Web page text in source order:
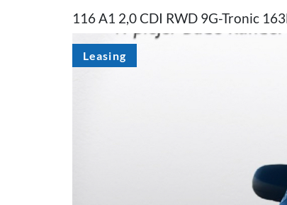
116 A1 2,0 CDI RWD 9G-Tronic
Leasing